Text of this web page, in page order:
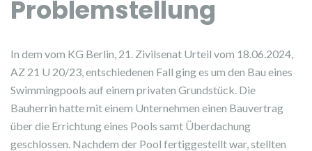
Problemstellung
In dem vom KG Berlin, 21. Zivilsenat Urteil vom 18.06.2024,
AZ 21 U 20/23, entschiedenen Fall ging es um den Bau eines
Swimmingpools auf einem privaten Grundstück. Die
Bauherrin hatte mit einem Unternehmen einen Bauvertrag
über die Errichtung eines Pools samt Überdachung
geschlossen. Nachdem der Pool fertiggestellt war, stellten